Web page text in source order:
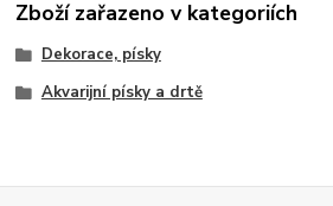
Zboží zařazeno v kategoriích
Dekorace, písky
Akvarijní písky a drtě